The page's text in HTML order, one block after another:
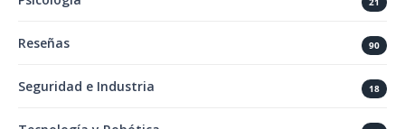
Reseñas 90
Seguridad e Industria 18